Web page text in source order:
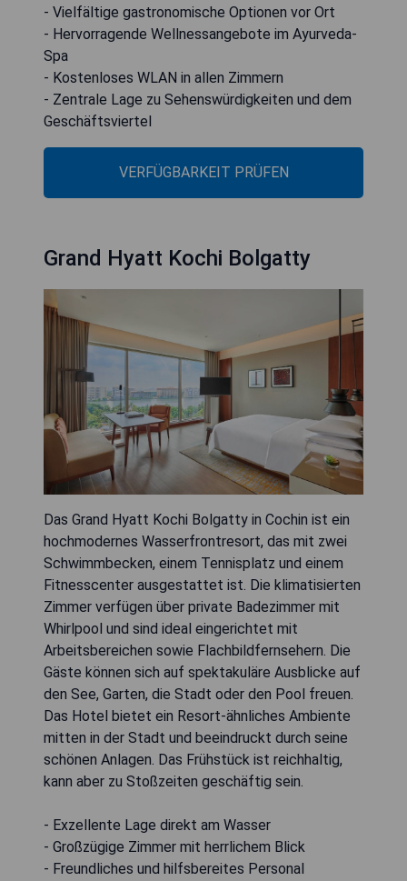
- Vielfältige gastronomische Optionen vor Ort
- Hervorragende Wellnessangebote im Ayurveda-
Spa
- Kostenloses WLAN in allen Zimmern
- Zentrale Lage zu Sehenswürdigkeiten und dem
Geschäftsviertel
VERFÜGBARKEIT PRÜFEN
Grand Hyatt Kochi Bolgatty
Das Grand Hyatt Kochi Bolgatty in Cochin ist ein
hochmodernes Wasserfrontresort, das mit zwei
Schwimmbecken, einem Tennisplatz und einem
Fitnesscenter ausgestattet ist. Die klimatisierten
Zimmer verfügen über private Badezimmer mit
Whirlpool und sind ideal eingerichtet mit
Arbeitsbereichen sowie Flachbildfernsehern. Die
Gäste können sich auf spektakuläre Ausblicke auf
den See, Garten, die Stadt oder den Pool freuen.
Das Hotel bietet ein Resort-ähnliches Ambiente
mitten in der Stadt und beeindruckt durch seine
schönen Anlagen. Das Frühstück ist reichhaltig,
kann aber zu Stoßzeiten geschäftig sein.
- Exzellente Lage direkt am Wasser
- Großzügige Zimmer mit herrlichem Blick
- Freundliches und hilfsbereites Personal